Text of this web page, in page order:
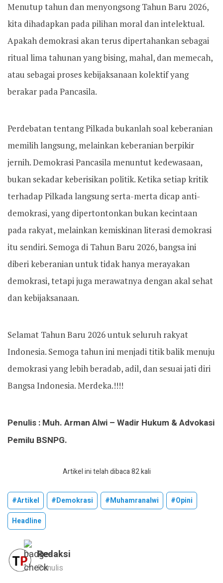
Menutup tahun dan menyongsong Tahun Baru 2026,
kita dihadapkan pada pilihan moral dan intelektual.
Apakah demokrasi akan terus dipertahankan sebagai
ritual lima tahunan yang bising, mahal, dan memecah,
atau sebagai proses kebijaksanaan kolektif yang
berakar pada Pancasila.
Perdebatan tentang Pilkada bukanlah soal keberanian
memilih langsung, melainkan keberanian berpikir
jernih. Demokrasi Pancasila menuntut kedewasaan,
bukan sekadar keberisikan politik. Ketika setiap kritik
terhadap Pilkada langsung serta-merta dicap anti-
demokrasi, yang dipertontonkan bukan kecintaan
pada rakyat, melainkan kemiskinan literasi demokrasi
itu sendiri. Semoga di Tahun Baru 2026, bangsa ini
diberi keberanian untuk tidak hanya merayakan
demokrasi, tetapi juga merawatnya dengan akal sehat
dan kebijaksanaan.
Selamat Tahun Baru 2026 untuk seluruh rakyat
Indonesia. Semoga tahun ini menjadi titik balik menuju
demokrasi yang lebih beradab, adil, dan sesuai jati diri
Bangsa Indonesia. Merdeka.!!!!
Penulis : Muh. Arman Alwi – Wadir Hukum & Advokasi
Pemilu BSNPG.
Artikel ini telah dibaca 82 kali
#artikel #demokrasi #muhamranalwi
#opini
Headline
Redaksi
Penulis